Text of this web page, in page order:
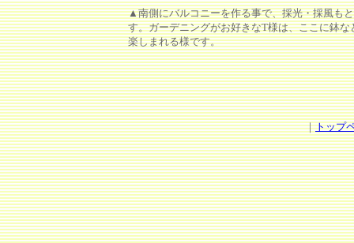
▲南側にバルコニーを作る事で、採光・採風も
す。ガーデニングがお好きなT様は、ここに鉢な
楽しまれる様です。
｜トップ